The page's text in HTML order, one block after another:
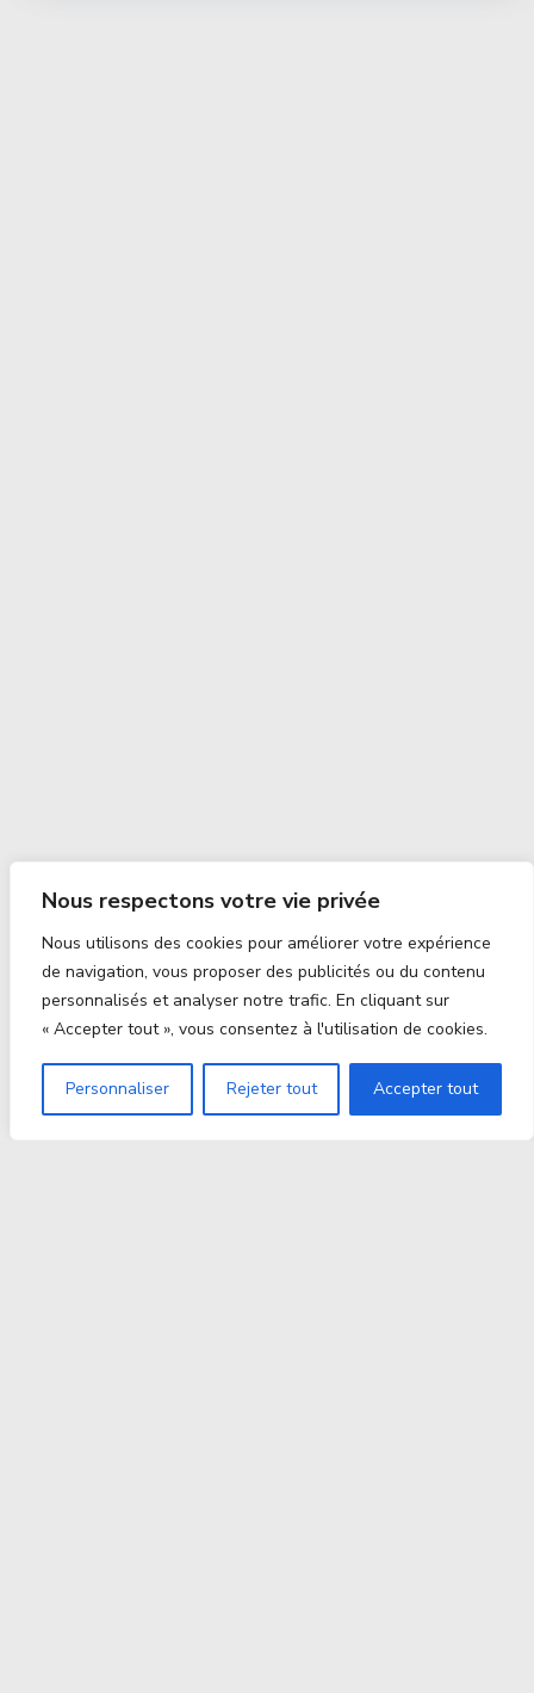
Nous respectons votre vie privée
Nous utilisons des cookies pour améliorer votre expérience
de navigation, vous proposer des publicités ou du contenu
personnalisés et analyser notre trafic. En cliquant sur
« Accepter tout », vous consentez à l'utilisation de cookies.
Personnaliser Rejeter tout Accepter tout